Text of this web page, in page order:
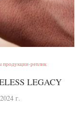
продукции-реплик
LEGACY
г.